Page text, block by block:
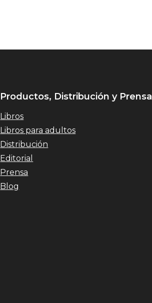
Productos, Distribución y Prensa
Libros
Libros para adultos
Distribución
Editorial
Prensa
Blog